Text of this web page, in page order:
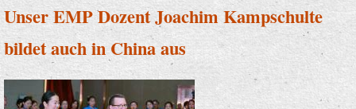
Unser EMP Dozent Joachim Kampschulte
bildet auch in China aus